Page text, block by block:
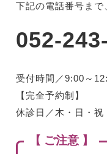
下記の電話番号まで
052-
受付時間／9:00～
【完全予約制】
休診日／木・日・祝
【 ご注意 】